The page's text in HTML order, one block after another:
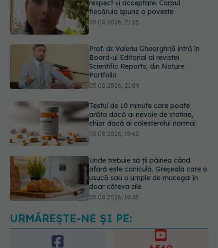
Prof. dr. Valeriu Gheorghiță intră în
Board-ul Editorial al revistei
Scientific Reports, din Nature
05.08.2026, 21:09
Testul de 10 minute care poate
arăta dacă ai nevoie de statine,
chiar dacă ai colesterolul normal
Unde trebuie să ții pâinea când
afară este caniculă. Greșeala care o
usucă sau o umple de mucegai în
05.08.2026, 18:33
Adevărul despre tratamentul cu
doze mari de Vitamina D în cancerul
colorectal
URMĂREȘTE-NE ȘI PE: